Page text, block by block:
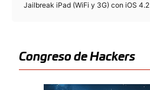
Jailbreak iPad (WiFi y 3G) con iOS 4.2
Congreso de Hackers